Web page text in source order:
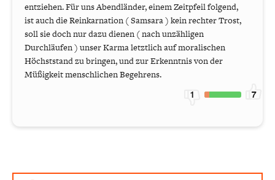
entziehen. Für uns Abendländer, einem Zeitpfeil folgend,
ist auch die Reinkarnation ( Samsara ) kein rechter Trost,
soll sie doch nur dazu dienen ( nach unzähligen
Durchläufen ) unser Karma letztlich auf moralischen
Höchststand zu bringen, und zur Erkenntnis von der
Müßigkeit menschlichen Begehrens.
1 7